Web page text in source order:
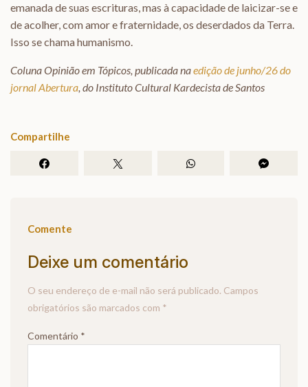
emanada de suas escrituras, mas à capacidade de laicizar-se e
de acolher, com amor e fraternidade, os deserdados da Terra.
Isso se chama humanismo.
Coluna Opinião em Tópicos, publicada naedição de junho/26 do
jornal Abertura, do Instituto Cultural Kardecista de Santos
Compartilhe
Comente
Deixe um comentário
O seu endereço de e-mail não será publicado. Campos
obrigatórios são marcados com *
Comentário *